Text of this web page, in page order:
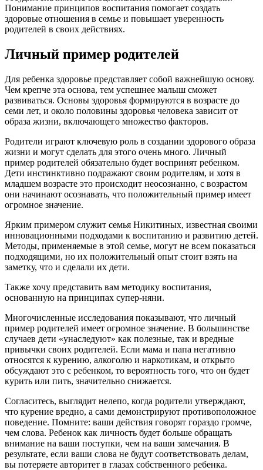
Понимание принципов воспитания помогает создать
здоровые отношения в семье и повышает уверенность
родителей в своих действиях.
Личный пример родителей
Для ребенка здоровье представляет собой важнейшую основу.
Чем крепче эта основа, тем успешнее малыш сможет
развиваться. Основы здоровья формируются в возрасте до
семи лет, и около половины здоровья человека зависит от
образа жизни, включающего множество факторов.
Родители играют ключевую роль в создании здорового образа
жизни и могут сделать для этого очень много. Личный
пример родителей обязательно будет воспринят ребенком.
Дети инстинктивно подражают своим родителям, и хотя в
младшем возрасте это происходит неосознанно, с возрастом
они начинают осознавать, что положительный пример имеет
огромное значение.
Ярким примером служит семья Никитиных, известная своими
инновационными подходами к воспитанию и развитию детей.
Методы, применяемые в этой семье, могут не всем показаться
подходящими, но их положительный опыт стоит взять на
заметку, что и сделали их дети.
Также хочу представить вам методику воспитания,
основанную на принципах супер-няни.
Многочисленные исследования показывают, что личный
пример родителей имеет огромное значение. В большинстве
случаев дети «унаследуют» как полезные, так и вредные
привычки своих родителей. Если мама и папа негативно
относятся к курению, алкоголю и наркотикам, и открыто
обсуждают это с ребенком, то вероятность того, что он будет
курить или пить, значительно снижается.
Согласитесь, выглядит нелепо, когда родители утверждают,
что курение вредно, а сами демонстрируют противоположное
поведение. Помните: ваши действия говорят гораздо громче,
чем слова. Ребенок как личность будет больше обращать
внимание на ваши поступки, чем на ваши замечания. В
результате, если ваши слова не будут соответствовать делам,
вы потеряете авторитет в глазах собственного ребенка.